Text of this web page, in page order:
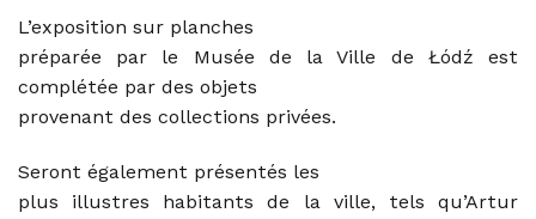
L’exposition sur planches
préparée par le Musée de la Ville de Łódź est
complétée par des objets
provenant des collections privées.
Seront également présentés les
plus illustres habitants de la ville, tels qu’Artur